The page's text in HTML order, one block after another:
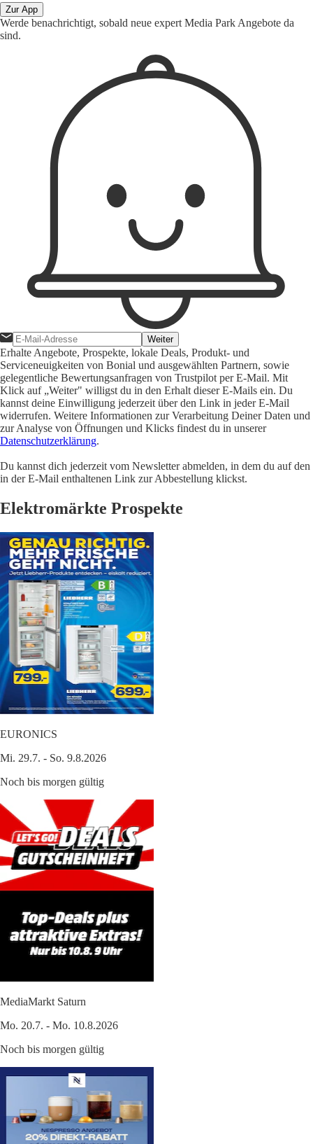
Zur App
Werde benachrichtigt, sobald neue expert Media Park Angebote da
sind.
Weiter
Erhalte Angebote, Prospekte, lokale Deals, Produkt- und
Serviceneuigkeiten von Bonial und ausgewählten Partnern, sowie
gelegentliche Bewertungsanfragen von Trustpilot per E-Mail. Mit
Klick auf „Weiter" willigst du in den Erhalt dieser E-Mails ein. Du
kannst deine Einwilligung jederzeit über den Link in jeder E-Mail
widerrufen. Weitere Informationen zur Verarbeitung Deiner Daten und
zur Analyse von Öffnungen und Klicks findest du in unserer
Datenschutzerklärung.
Du kannst dich jederzeit vom Newsletter abmelden, in dem du auf den
in der E-Mail enthaltenen Link zur Abbestellung klickst.
Elektromärkte Prospekte
EURONICS
Mi. 29.7. - So. 9.8.2026
Noch bis morgen gültig
MediaMarkt Saturn
Mo. 20.7. - Mo. 10.8.2026
Noch bis morgen gültig